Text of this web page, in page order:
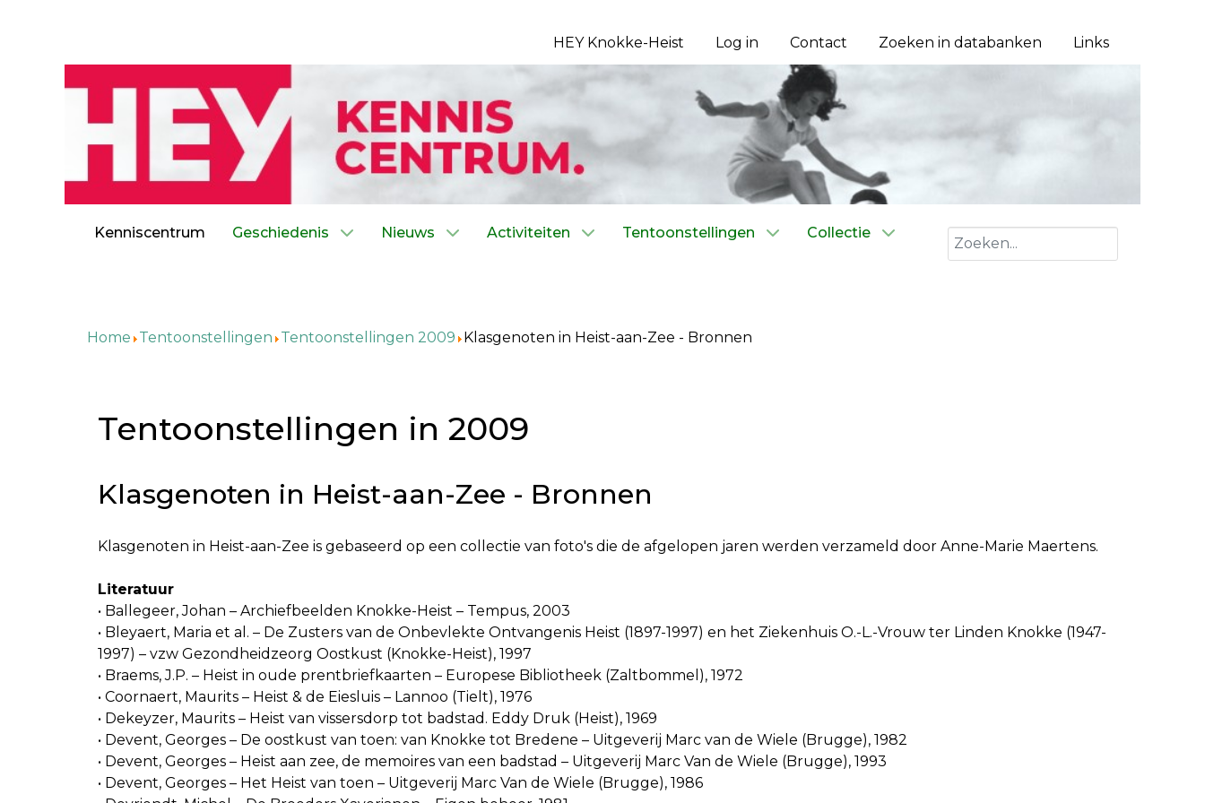
HEY Knokke-Heist Log in Contact Zoeken in databanken Links
Kenniscentrum Geschiedenis Nieuws Activiteiten Tentoonstellingen Collectie Zoeken
Home Tentoonstellingen Tentoonstellingen 2009 Klasgenoten in Heist-aan-Zee - Bronnen
Tentoonstellingen in 2009
Klasgenoten in Heist-aan-Zee - Bronnen
Klasgenoten in Heist-aan-Zee is gebaseerd op een collectie van foto's die de afgelopen jaren werden verzameld door Anne-Marie Maertens.
Literatuur
• Ballegeer, Johan – Archiefbeelden Knokke-Heist – Tempus, 2003
• Bleyaert, Maria et al. – De Zusters van de Onbevlekte Ontvangenis Heist (1897-1997) en het Ziekenhuis O.-L.-Vrouw ter Linden Knokke (1947-
1997) – vzw Gezondheidzeorg Oostkust (Knokke-Heist), 1997
• Braems, J.P. – Heist in oude prentbriefkaarten – Europese Bibliotheek (Zaltbommel), 1972
• Coornaert, Maurits – Heist & de Eiesluis – Lannoo (Tielt), 1976
• Dekeyzer, Maurits – Heist van vissersdorp tot badstad. Eddy Druk (Heist), 1969
• Devent, Georges – De oostkust van toen: van Knokke tot Bredene – Uitgeverij Marc van de Wiele (Brugge), 1982
• Devent, Georges – Heist aan zee, de memoires van een badstad – Uitgeverij Marc Van de Wiele (Brugge), 1993
• Devent, Georges – Het Heist van toen – Uitgeverij Marc Van de Wiele (Brugge), 1986